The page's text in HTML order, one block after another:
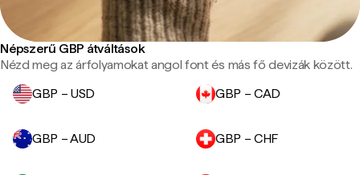
Népszerű GBP átváltások
Nézd meg az árfolyamokat angol font és más fő devizák között.
GBP – USD
GBP – CAD
GBP – AUD GBP – CHF